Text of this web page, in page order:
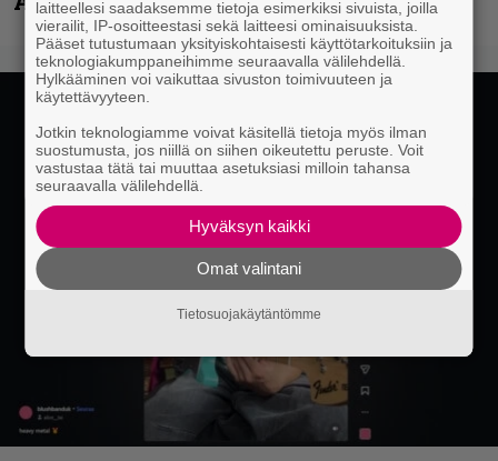
laitteellesi saadaksemme tietoja esimerkiksi sivuista, joilla
vierailit, IP-osoitteestasi sekä laitteesi ominaisuuksista.
Pääset tutustumaan yksityiskohtaisesti käyttötarkoituksiin ja
teknologiakumppaneihimme seuraavalla välilehdellä.
Hylkääminen voi vaikuttaa sivuston toimivuuteen ja
käytettävyyteen.
Jotkin teknologiamme voivat käsitellä tietoja myös ilman
suostumusta, jos niillä on siihen oikeutettu peruste. Voit
vastustaa tätä tai muuttaa asetuksiasi milloin tahansa
seuraavalla välilehdellä.
Hyväksyn kaikki
Omat valintani
Tietosuojakäytäntömme